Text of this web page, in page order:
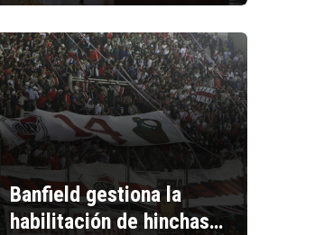
Banfield gestiona la
habilitación de hinchas…